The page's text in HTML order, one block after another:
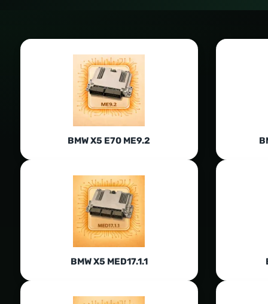
BMW X5 E70 ME9.2
BMW X5 MED17.1.1